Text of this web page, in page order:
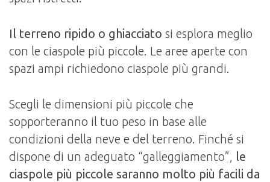
Il terreno ripido o ghiacciato si esplora meglio
con le ciaspole più piccole. Le aree aperte con
spazi ampi richiedono ciaspole più grandi.
Scegli le dimensioni più piccole che
sopporteranno il tuo peso in base alle
condizioni della neve e del terreno. Finché si
dispone di un adeguato “galleggiamento”, le
ciaspole più piccole saranno molto più facili da